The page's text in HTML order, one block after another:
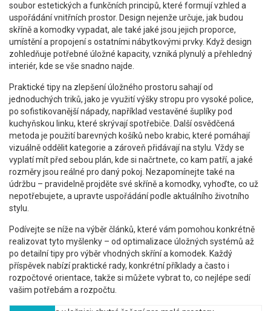
soubor estetických a funkčních principů, které formují vzhled a
uspořádání vnitřních prostor. Design nejenže určuje, jak budou
skříně a komodky vypadat, ale také jaké jsou jejich proporce,
umístění a propojení s ostatními nábytkovými prvky. Když design
zohledňuje potřebné úložné kapacity, vzniká plynulý a přehledný
interiér, kde se vše snadno najde.
Praktické tipy na zlepšení úložného prostoru sahají od
jednoduchých triků, jako je využití výšky stropu pro vysoké police,
po sofistikovanější nápady, například vestavěné šuplíky pod
kuchyňskou linku, které skrývají spotřebiče. Další osvědčená
metoda je použití barevných košíků nebo krabic, které pomáhají
vizuálně oddělit kategorie a zároveň přidávají na stylu. Vždy se
vyplatí mít před sebou plán, kde si načrtnete, co kam patří, a jaké
rozměry jsou reálné pro daný pokoj. Nezapomínejte také na
údržbu – pravidelně projděte své skříně a komodky, vyhoďte, co už
nepotřebujete, a upravte uspořádání podle aktuálního životního
stylu.
Podívejte se níže na výběr článků, které vám pomohou konkrétně
realizovat tyto myšlenky – od optimalizace úložných systémů až
po detailní tipy pro výběr vhodných skříní a komodek. Každý
příspěvek nabízí praktické rady, konkrétní příklady a často i
rozpočtové orientace, takže si můžete vybrat to, co nejlépe sedí
vašim potřebám a rozpočtu.